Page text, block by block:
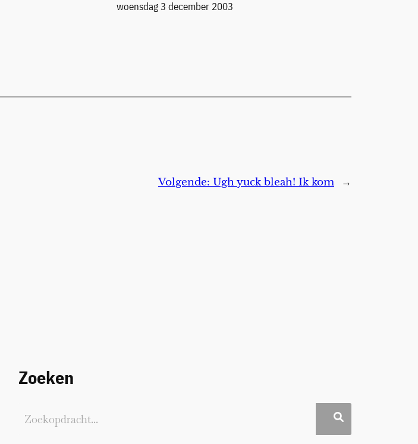
Datum
woensdag 3 december 2003
Volgende: Ugh yuck bleah! Ik kom →
Zoeken